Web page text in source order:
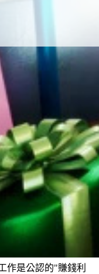
作是公認的"賺錢利